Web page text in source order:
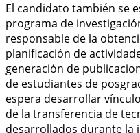
El candidato también se
programa de
responsable de la
planificación de
generación de
de estudiantes de
espera desarrollar
de la transferencia de
desarrollados durante la